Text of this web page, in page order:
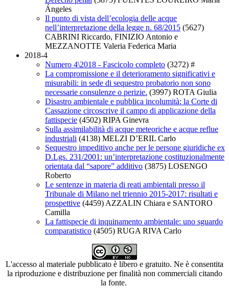
Ángeles
Il punto di vista dell’ecologia delle acque
nell’interpretazione della legge n. 68/2015 (5627)
CABRINI Riccardo, FINIZIO Antonio e
MEZZANOTTE Valeria Federica Maria
2018-4
Numero 4\2018 - Fascicolo completo (3272) #
La compromissione e il deterioramento significativi e
misurabili: in sede di sequestro probatorio non sono
necessarie consulenze o perizie. (3997) ROTA Giulia
Disastro ambientale e pubblica incolumità: la Corte di
Cassazione circoscrive il campo di applicazione della
fattispecie (4502) RIPA Ginevra
Sulla assimilabilità di acque meteoriche e acque reflue
industriali (4138) MELZI D’ERIL Carlo
Sequestro impeditivo anche per le persone giuridiche ex
D.Lgs. 231/2001: un’interpretazione costituzionalmente
orientata dal “sapore” additivo (3875) LOSENGO
Roberto
Le sentenze in materia di reati ambientali presso il
Tribunale di Milano nel triennio 2015-2017: risultati e
prospettive (4459) AZZALIN Chiara e SANTORO
Camilla
La fattispecie di inquinamento ambientale: uno sguardo
comparatistico (4505) RUGA RIVA Carlo
L'accesso al materiale pubblicato è libero e gratuito. Ne è consentita
la riproduzione e distribuzione per finalità non commerciali citando
la fonte.